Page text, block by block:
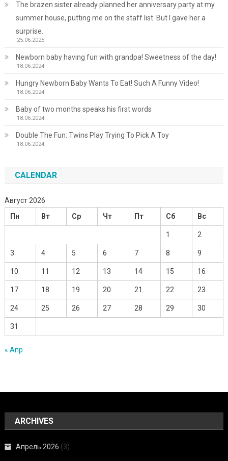
The brazen sister already planned her anniversary party at my
summer house, putting me on the staff list. But I gave her a
surprise.
25.06.2025
Newborn baby having fun with grandpa! Sweetness of the day!
18.06.2024
Hungry Newborn Baby Wants To Eat! Such A Funny Video!
18.06.2024
Baby of two months speaks his first words
18.06.2024
Double The Fun: Twins Play Trying To Pick A Toy
18.06.2024
CALENDAR
Август 2026
Пн
Вт Ср Чт Пт Сб Вс
1 2
3 4 5 6 7 8 9
10 11 12 13 14 15 16
17 18 19 20 21 22 23
24 25 26 27 28 29 30
31
« Апр
ARCHIVES
Апрель 2026 (3)